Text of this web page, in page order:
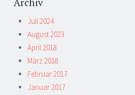
Juli 2024
August 2023
April 2018
März 2018
Februar 2017
Januar 2017